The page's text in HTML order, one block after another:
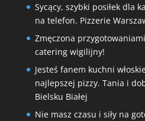
Sycący, szybki posiłek dla
na telefon. Pizzerie
Zmęczona
catering wigilijny!
Jesteś fanem kuchni
najlepszej pizzy. Tania i
Bielsku Białej
Nie masz czasu i siły na